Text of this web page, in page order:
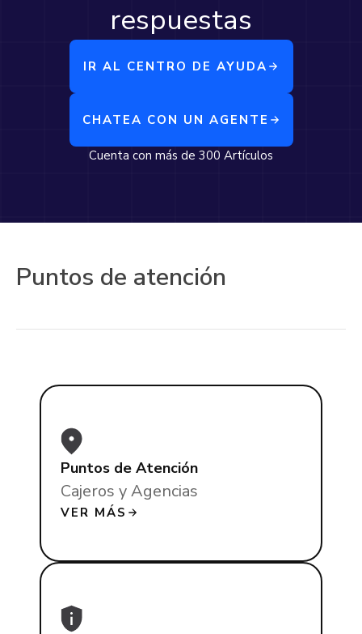
respuestas
IR AL CENTRO DE AYUDA
CHATEA CON UN AGENTE
Cuenta con más de 300 Artículos
Puntos de atención
Puntos de Atención
Cajeros y Agencias
VER MÁS